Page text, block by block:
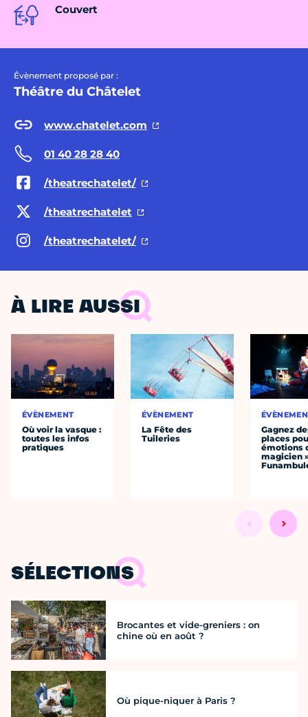
Couvert
Évènement proposé par :
Théâtre du Châtelet
www.chatelet.com
01 40 28 28 40
/theatrechatelet/
/theatrechatelet
/theatrechatelet/
À LIRE AUSSI
ÉVÈNEMENT
Où voir la vasque :
toutes les infos
pratiques
ÉVÈNEMENT
La Fête des
Tuileries
Gagnez
places
émotions
magicien
SÉLECTIONS
Brocantes et vide-greniers : on
chine où en août ?
Où pique-niquer à Paris ?